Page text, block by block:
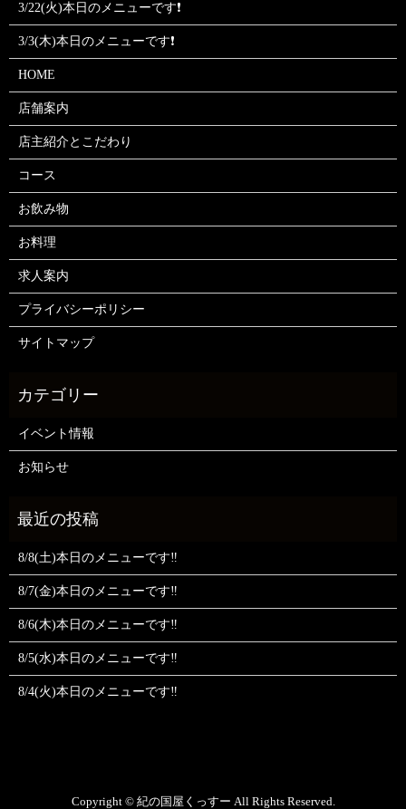
3/22(火)本日のメニューです❗
3/3(木)本日のメニューです❗
HOME
店舗案内
店主紹介とこだわり
コース
お飲み物
お料理
求人案内
プライバシーポリシー
サイトマップ
イベント情報
お知らせ
8/8(土)本日のメニューです‼️
8/7(金)本日のメニューです‼️
8/6(木)本日のメニューです‼️
8/5(水)本日のメニューです‼️
8/4(火)本日のメニューです‼️
Copyright © 紀の国屋くっすー All Rights Reserved.